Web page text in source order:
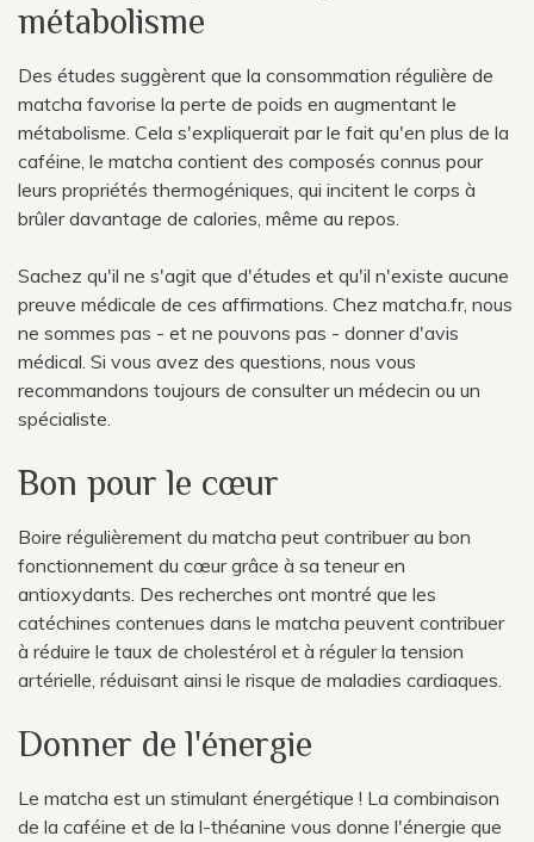
métabolisme
Des études suggèrent que la consommation régulière de
matcha favorise la perte de poids en augmentant le
métabolisme. Cela s'expliquerait par le fait qu'en plus de la
caféine, le matcha contient des composés connus pour
leurs propriétés thermogéniques, qui incitent le corps à
brûler davantage de calories, même au repos.
Sachez qu'il ne s'agit que d'études et qu'il n'existe aucune
preuve médicale de ces affirmations. Chez matcha.fr, nous
ne sommes pas - et ne pouvons pas - donner d'avis
médical. Si vous avez des questions, nous vous
recommandons toujours de consulter un médecin ou un
spécialiste.
Bon pour le cœur
Boire régulièrement du matcha peut contribuer au bon
fonctionnement du cœur grâce à sa teneur en
antioxydants. Des recherches ont montré que les
catéchines contenues dans le matcha peuvent contribuer
à réduire le taux de cholestérol et à réguler la tension
artérielle, réduisant ainsi le risque de maladies cardiaques.
Donner de l'énergie
Le matcha est un stimulant énergétique ! La combinaison
de la caféine et de la l-théanine vous donne l'énergie que